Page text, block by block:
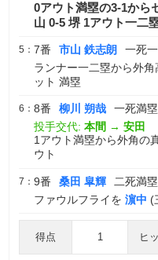
0アウト満塁の3-1から
山 0-5 堺 1アウト一二
5： 7番 市山 鉄志朗
一死
ランナー一二塁から外
ット 満塁
6： 8番 柳川 朔哉
一死満塁
投手交代: 本間 → 安田
1アウト満塁から外角の
ウト
7： 9番 桑田 皐輝
二死満塁
ファウルフライを 濵中 (
得点 1 ヒ